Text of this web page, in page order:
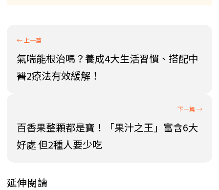
氣喘能根治嗎？養成4大生活習慣、搭配中
醫2療法有效緩解！
百香果整顆都是寶！「果汁之王」富含6大
好處 但2種人要少吃
延伸閱讀